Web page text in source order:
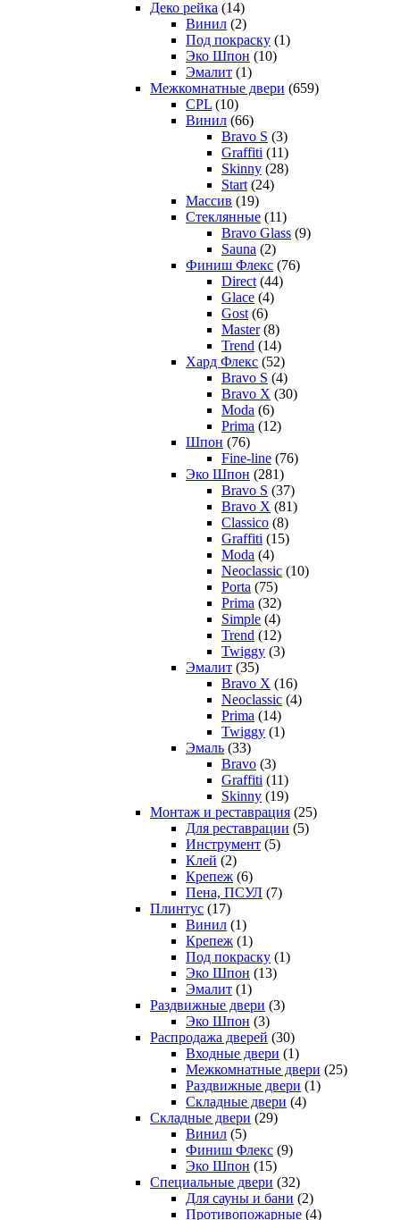
Деко рейка (14)
Винил (2)
Под покраску (1)
Эко Шпон (10)
Эмалит (1)
Межкомнатные двери (659)
CPL (10)
Винил (66)
Bravo S (3)
Graffiti (11)
Skinny (28)
Start (24)
Массив (19)
Стеклянные (11)
Bravo Glass (9)
Sauna (2)
Финиш Флекс (76)
Direct (44)
Glace (4)
Gost (6)
Master (8)
Trend (14)
Хард Флекс (52)
Bravo S (4)
Bravo X (30)
Moda (6)
Prima (12)
Шпон (76)
Fine-line (76)
Эко Шпон (281)
Bravo S (37)
Bravo X (81)
Classico (8)
Graffiti (15)
Moda (4)
Neoclassic (10)
Porta (75)
Prima (32)
Simple (4)
Trend (12)
Twiggy (3)
Эмалит (35)
Bravo X (16)
Neoclassic (4)
Prima (14)
Twiggy (1)
Эмаль (33)
Bravo (3)
Graffiti (11)
Skinny (19)
Монтаж и реставрация (25)
Для реставрации (5)
Инструмент (5)
Клей (2)
Крепеж (6)
Пена, ПСУЛ (7)
Плинтус (17)
Винил (1)
Крепеж (1)
Под покраску (1)
Эко Шпон (13)
Эмалит (1)
Раздвижные двери (3)
Эко Шпон (3)
Распродажа дверей (30)
Входные двери (1)
Межкомнатные двери (25)
Раздвижные двери (1)
Складные двери (4)
Складные двери (29)
Винил (5)
Финиш Флекс (9)
Эко Шпон (15)
Специальные двери (32)
Для сауны и бани (2)
Противопожарные (4)